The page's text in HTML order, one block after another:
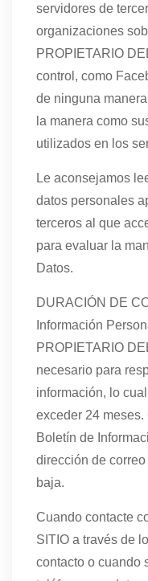
servidores de
organizaciones
PROPIETARIO
control, como
de ninguna
la manera como
utilizados en los
Le aconsejamos
datos personales
terceros al que
para evaluar la
Datos.
DURACIÓN DE
Información
PROPIETARIO
necesario para
información, lo
exceder 24 meses.
Boletín de
dirección de
baja.
Cuando contacte
SITIO a través de
contacto o cuando